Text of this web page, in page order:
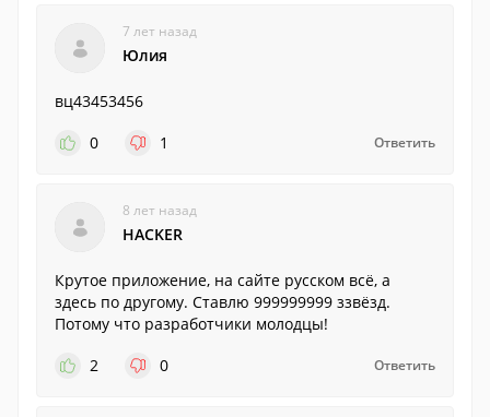
7 лет назад
Юлия
вц43453456
0
1 Ответить
8 лет назад
HACKER
Крутое приложение, на сайте русском всё, а
здесь по другому. Ставлю 999999999 ззвёзд.
Потому что разработчики молодцы!
2
0 Ответить